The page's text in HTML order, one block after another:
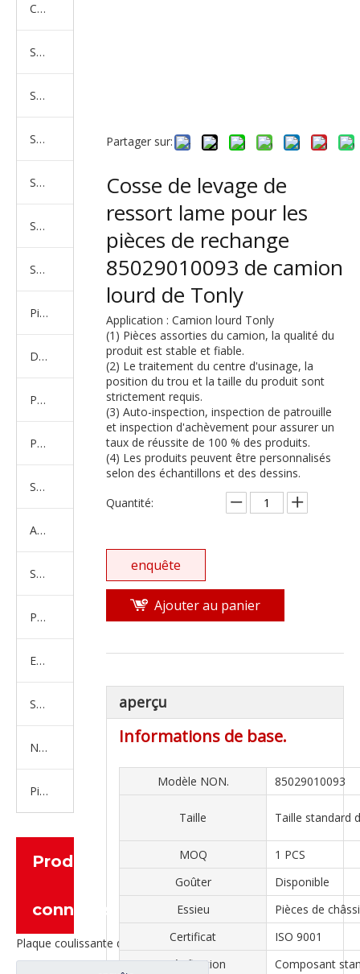
Camion Shacman Série
Série de camions SAIC-lveco Hongyan
Série de camions Foton Auman
Série de camions FAW Jiefang
Série de camions Dongfeng
Série de camions North Benz Beiben
Série de camions américains, européens et japonais
Pièces de rechange de machines d'ingénierie de camion minier
D'autres séries de camions
Produits d'essieux
Produits de support de châssis
Série de suspension équilibrée
Amortisseur Série
Système de direction
Produits en caoutchouc
Embrayage Série
Série de bras de réglage
Nouvelles pièces de camion d'énergie
Pièces de moteur
Produits
connexes
Plaque coulissante de ressort à lames pour pièces de rechange de camions lourds Sany
Partager sur:
Cosse de levage de
ressort lame pour les
pièces de rechange
85029010093 de camion
lourd de Tonly
Application : Camion lourd Tonly
(1) Pièces assorties du camion, la qualité du
produit est stable et fiable.
(2) Le traitement du centre d'usinage, la
position du trou et la taille du produit sont
strictement requis.
(3) Auto-inspection, inspection de patrouille
et inspection d'achèvement pour assurer un
taux de réussite de 100 % des produits.
(4) Les produits peuvent être personnalisés
selon des échantillons et des dessins.
Quantité:
enquête
Ajouter au panier
aperçu
Informations de base.
Modèle NON. 85029010093
Taille Taille standard
MOQ
1 PCS
Goûter
Disponible
Essieu
Pièces de
Certificat
ISO 9001
spécification
Composant